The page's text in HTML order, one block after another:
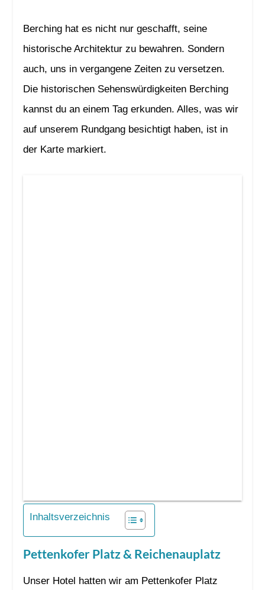
Berching hat es nicht nur geschafft, seine
historische Architektur zu bewahren. Sondern
auch, uns in vergangene Zeiten zu versetzen.
Die historischen Sehenswürdigkeiten Berching
kannst du an einem Tag erkunden. Alles, was wir
auf unserem Rundgang besichtigt haben, ist in
der Karte markiert.
Inhaltsverzeichnis
Pettenkofer Platz & Reichenauplatz
Unser Hotel hatten wir am Pettenkofer Platz